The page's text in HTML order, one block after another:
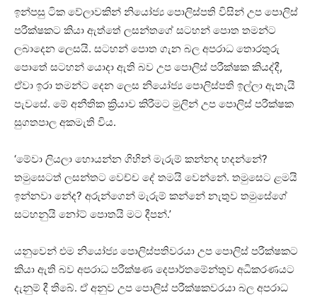
ඉන්පසු ටික වේලාවකින් නියෝජ්‍ය පොලිස්පති විසින් උප පොලිස්
පරීක්ෂකට කියා ඇත්තේ ලසන්තගේ සටහන් පොත තමන්ට
ලබාදෙන ලෙසයි. සටහන් පොත ගැන බල අපරාධ තොරතුරු
පොතේ සටහන් යොදා ඇති බව උප පොලිස් පරීක්ෂක කියද්දී,
ඒවා ඉරා තමන්ට දෙන ලෙස නියෝජ්‍ය පොලිස්පති ඉල්ලා ඇතැයි
පැවසේ. මේ අනීතික ක්‍රියාව කිරීමට මුලින් උප පොලිස් පරීක්ෂක
සුගතපාල අකමැති විය.
‘මේවා ලියලා හොයන්න ගිහින් මැරුම් කන්නද හදන්නේ?
තමුසෙටත් ලසන්තට වෙච්ච දේ තමයි වෙන්නේ. තමුසෙට ළමයි
ඉන්නවා නේද? අරුන්ගෙන් මැරුම් කන්නේ නැතුව තමුසේගේ
සටහනුයි නෝට් පොතයි මට දීපන්.’
යනුවෙන් එම නියෝජ්‍ය පොලිස්පතිවරයා උප පොලිස් පරීක්ෂකට
කියා ඇති බව අපරාධ පරීක්ෂණ දෙපාර්තමේන්තුව අධිකරණයට
දැනුම් දී තිබේ. ඒ අනුව උප පොලිස් පරීක්ෂකවරයා බල අපරාධ